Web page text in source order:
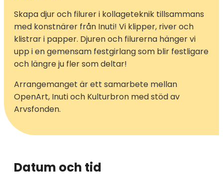
Skapa djur och filurer i kollageteknik tillsammans
med konstnärer från Inuti! Vi klipper, river och
klistrar i papper. Djuren och filurerna hänger vi
upp i en gemensam festgirlang som blir festligare
och längre ju fler som deltar!
Arrangemanget är ett samarbete mellan
OpenArt, Inuti och Kulturbron med stöd av
Arvsfonden.
Datum och tid